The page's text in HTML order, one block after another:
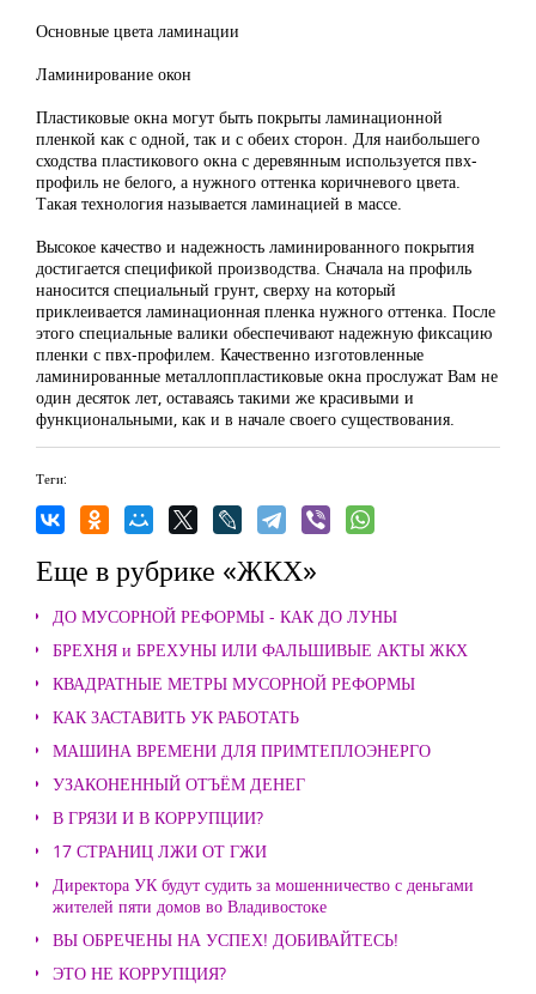
Основные цвета ламинации
Ламинирование окон
Пластиковые окна могут быть покрыты ламинационной
пленкой как с одной, так и с обеих сторон. Для наибольшего
сходства пластикового окна с деревянным используется пвх-
профиль не белого, а нужного оттенка коричневого цвета.
Такая технология называется ламинацией в массе.
Высокое качество и надежность ламинированного покрытия
достигается спецификой производства. Сначала на профиль
наносится специальный грунт, сверху на который
приклеивается ламинационная пленка нужного оттенка. После
этого специальные валики обеспечивают надежную фиксацию
пленки с пвх-профилем. Качественно изготовленные
ламинированные металлоппластиковые окна прослужат Вам не
один десяток лет, оставаясь такими же красивыми и
функциональными, как и в начале своего существования.
Теги:
Еще в рубрике «ЖКХ»
ДО МУСОРНОЙ РЕФОРМЫ - КАК ДО ЛУНЫ
БРЕХНЯ и БРЕХУНЫ ИЛИ ФАЛЬШИВЫЕ АКТЫ ЖКХ
КВАДРАТНЫЕ МЕТРЫ МУСОРНОЙ РЕФОРМЫ
КАК ЗАСТАВИТЬ УК РАБОТАТЬ
МАШИНА ВРЕМЕНИ ДЛЯ ПРИМТЕПЛОЭНЕРГО
УЗАКОНЕННЫЙ ОТЪЁМ ДЕНЕГ
В ГРЯЗИ И В КОРРУПЦИИ?
17 СТРАНИЦ ЛЖИ ОТ ГЖИ
Директора УК будут судить за мошенничество с деньгами
жителей пяти домов во Владивостоке
ВЫ ОБРЕЧЕНЫ НА УСПЕХ! ДОБИВАЙТЕСЬ!
ЭТО НЕ КОРРУПЦИЯ?